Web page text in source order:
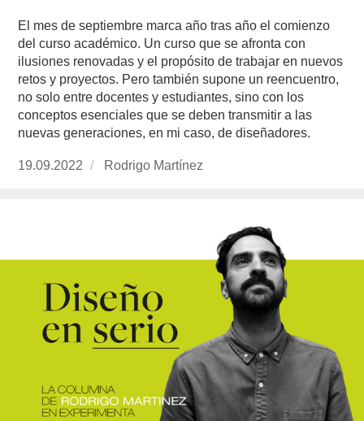
El mes de septiembre marca año tras año el comienzo
del curso académico. Un curso que se afronta con
ilusiones renovadas y el propósito de trabajar en nuevos
retos y proyectos. Pero también supone un reencuentro,
no solo entre docentes y estudiantes, sino con los
conceptos esenciales que se deben transmitir a las
nuevas generaciones, en mi caso, de diseñadores.
Publicado
19.09.2022
https://www.experimenta.es/author/rodrigo-
Rodrigo Martínez